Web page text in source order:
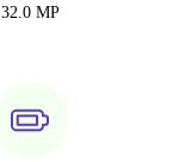
32.0 MP